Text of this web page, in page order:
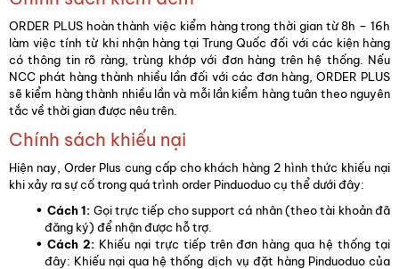
ORDER PLUS hoàn thành việc kiểm hàng trong thời gian từ 8h – 16h
làm việc tính từ khi nhận hàng tại Trung Quốc đối với các kiện hàng
có thông tin rõ ràng, trùng khớp với đơn hàng trên hệ thống. Nếu
NCC phát hàng thành nhiều lần đối với các đơn hàng, ORDER PLUS
sẽ kiểm hàng thành nhiều lần và mỗi lần kiểm hàng tuân theo nguyên
tắc về thời gian được nêu trên.
Chính sách khiếu nại
Hiện nay, Order Plus cung cấp cho khách hàng 2 hình thức khiếu nại
khi xảy ra sự cố trong quá trình order Pinduoduo cụ thể dưới đây:
Cách 1: Gọi trực tiếp cho support cá nhân (theo tài khoản đã
đăng ký) để nhận được hỗ trợ.
Cách 2:Khiếu nại trực tiếp trên đơn hàng qua hệ thống tại
đây: Khiếu nại qua hệ thống dịch vụ đặt hàng Pinduoduo của